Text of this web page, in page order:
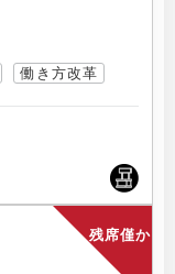
働き方改革
残席僅か